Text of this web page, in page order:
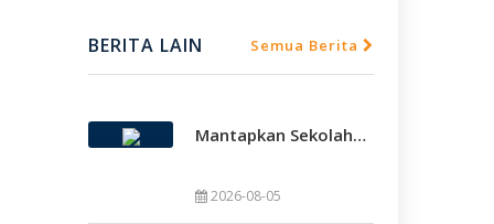
BERITA LAIN Semua Berita
Mantapkan Sekolah Model, SMAMDA Sidoarjo Perkuat Pembelajaran Mendalam Dan KKA
2026-08-05